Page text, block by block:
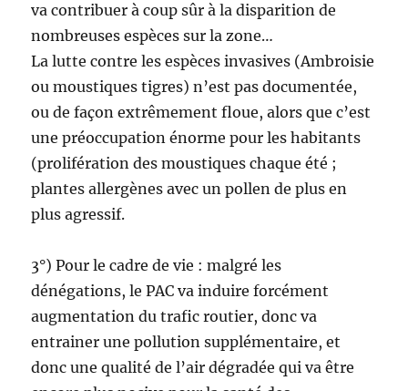
va contribuer à coup sûr à la disparition de
nombreuses espèces sur la zone…
La lutte contre les espèces invasives (Ambroisie
ou moustiques tigres) n’est pas documentée,
ou de façon extrêmement floue, alors que c’est
une préoccupation énorme pour les habitants
(prolifération des moustiques chaque été ;
plantes allergènes avec un pollen de plus en
plus agressif.
3°) Pour le cadre de vie : malgré les
dénégations, le PAC va induire forcément
augmentation du trafic routier, donc va
entrainer une pollution supplémentaire, et
donc une qualité de l’air dégradée qui va être